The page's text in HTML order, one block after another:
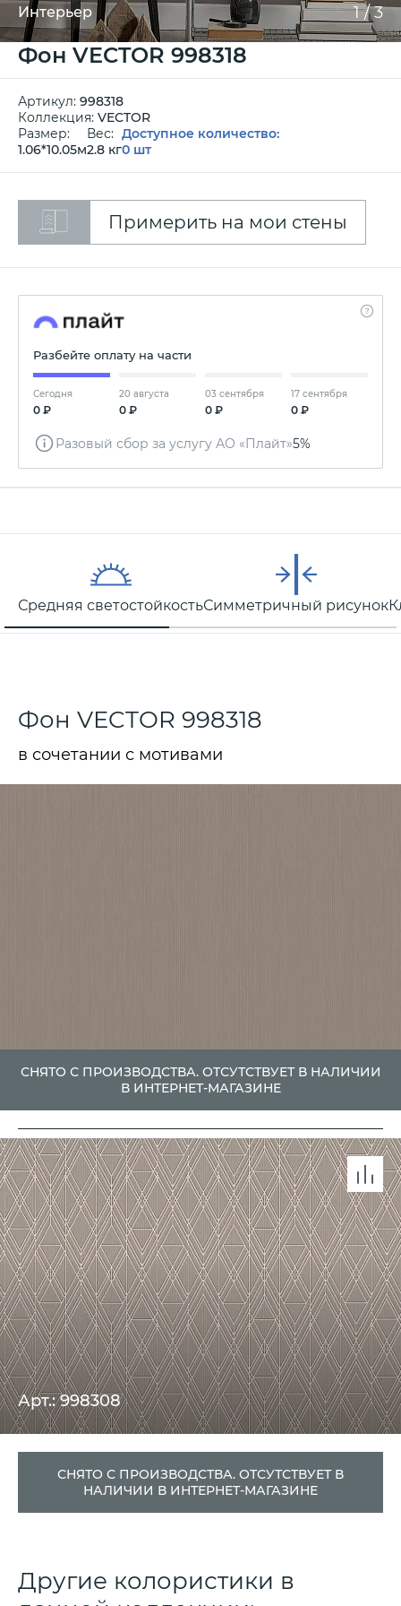
Интерьер 1/3
Фон VECTOR 998318
Артикул: 998318
Коллекция: VECTOR
Размер:
1.06*10.05м
Вес:
2.8 кг
Доступное количество:
0 шт
Примерить на мои стены
Разбейте оплату на части
Сегодня
0 ₽
20 августа
0 ₽
03 сентября
0 ₽
17 сентября
0 ₽
Разовый сбор за услугу АО «Плайт»5%
Средняя светостойкостьСимметричный рисунок
Фон VECTOR 998318
в сочетании с мотивами
СНЯТО С ПРОИЗВОДСТВА. ОТСУТСТВУЕТ В НАЛИЧИИ
В ИНТЕРНЕТ-МАГАЗИНЕ
Арт.: 998308
СНЯТО С ПРОИЗВОДСТВА. ОТСУТСТВУЕТ В
НАЛИЧИИ В ИНТЕРНЕТ-МАГАЗИНЕ
Другие колористики в